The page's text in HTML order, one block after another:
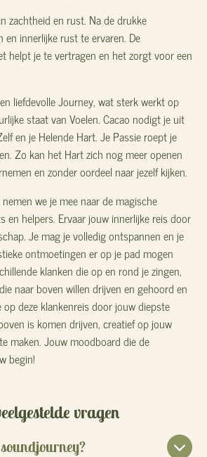
zachtheid en rust. Na de drukke
innerlijke rust te ervaren. De
helpt je te vertragen en het zorgt voor een
liefdevolle Journey, wat sterk werkt op
staat van Voelen. Cacao nodigt je uit
en je Helende Hart. Je Passie roept je
Zo kan het Hart zich nog meer openen
en zonder oordeel naar jezelf kijken.
we je mee naar de magische
en helpers. Ervaar jouw innerlijke reis door
Je mag je volledig ontspannen en je
ontmoetingen er op je pad mogen
klanken die op en rond je zingen,
naar boven willen drijven en gehoord en
deze klankenreis door jouw diepste
is komen drijven, creatief op jouw
maken. Jouw moodboard die de
begin!
vragen